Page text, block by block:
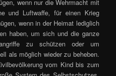
wenn nur die Wehrmacht mit
und Luftwaffe, für einen Krieg
wenn in der Heimat lediglich
haben, um sich und die ganze
zu schützen oder um
als möglich wieder zu beheben.
vom Kind bis zum